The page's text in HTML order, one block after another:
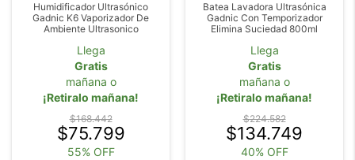
Humidificador Ultrasónico
Gadnic K6 Vaporizador De
Ambiente Ultrasonico
Llega
Gratis
mañana o
¡Retiralo mañana!
$168.442
$75.799
55% OFF
Batea Lavadora Ultrasónica
Gadnic Con Temporizador
Elimina Suciedad 800ml
Llega
Gratis
mañana o
¡Retiralo mañana!
$224.582
$134.749
40% OFF